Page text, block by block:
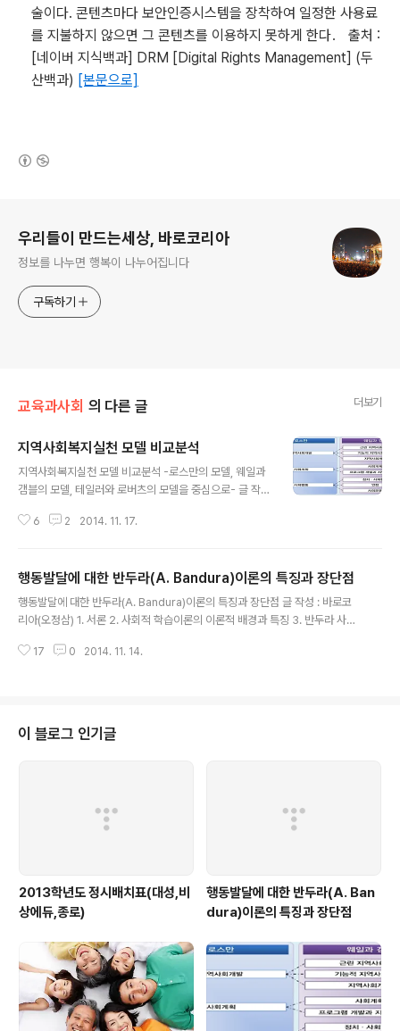
술이다. 콘텐츠마다 보안인증시스템을 장착하여 일정한 사용료
를 지불하지 않으면 그 콘텐츠를 이용하지 못하게 한다． 출처 :
[네이버 지식백과] DRM [Digital Rights Management] (두
산백과) [본문으로]
우리들이 만드는세상, 바로코리아
정보를 나누면 행복이 나누어집니다
구독하기
교육과사회 의 다른 글 더보기
지역사회복지실천 모델 비교분석
지역사회복지실천 모델 비교분석 -로스만의 모델, 웨일과
갬블의 모델, 테일러와 로버츠의 모델을 중심으로- 글 작성
일과 갬블의 실천모델 4. 테일러와 로버츠의 실천모델 5.
로 전략을 수립하고 지역사회 자원을 활용하고 조직화하기
위한 기본적인 틀의 역할을 하는 것이다. 따라서 실천모델
은 지역사회가 가지고 있는 문제를 올바로 규명하고 그 문
해야 하며 문제 해결을 위한 실천계획의 수립하는데 바탕
6 2 2014. 11. 17.
행동발달에 대한 반두라(A. Bandura)이론의 특징과 장단점
행동발달에 대한 반두라(A. Bandura)이론의 특징과 장단점 글 작성 : 바로코
리아(오정삼) 1. 서론 2. 사회적 학습이론의 이론적 배경과 특징 3. 반두라 사회
과와 해석 3.3. 관찰학습의 과정별 의미 4. 반두라 사회적 학습이론의 중요 개
어떤 행동을 학습하는 데 있어서 외부로부터의 자극뿐 만 아니라 인간 내부의
인지적 요인이 함께 작용하여 학습이 진행된다는 것이다. 따라서 이러한 ..
17 0 2014. 11. 14.
이 블로그 인기글
2013학년도 정시배치표(대성,비
상에듀,종로)
행동발달에 대한 반두라(A. Ban
dura)이론의 특징과 장단점